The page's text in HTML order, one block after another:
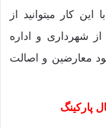
کار میتوانید از
از شهرداری و اداره
معارضین و اصالت
پارکینگ